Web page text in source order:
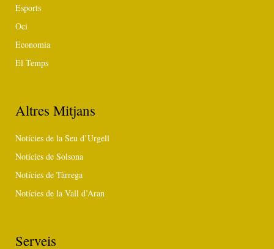
Esports
Oci
Economia
El Temps
Altres Mitjans
Notícies de la Seu d’Urgell
Notícies de Solsona
Notícies de Tàrrega
Notícies de la Vall d’Aran
Serveis